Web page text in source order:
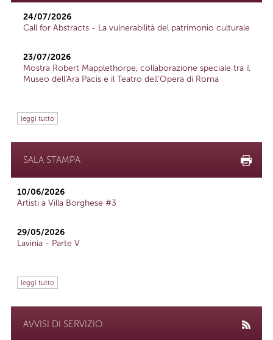
24/07/2026
Call for Abstracts - La vulnerabilità del patrimonio culturale
23/07/2026
Mostra Robert Mapplethorpe, collaborazione speciale tra il
Museo dell'Ara Pacis e il Teatro dell'Opera di Roma
leggi tutto
SALA STAMPA
10/06/2026
Artisti a Villa Borghese #3
29/05/2026
Lavinia - Parte V
leggi tutto
AVVISI DI SERVIZIO